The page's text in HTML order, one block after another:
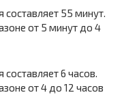
55 минут.
от 5 минут до 4
6 часов.
от 4 до 12 часов